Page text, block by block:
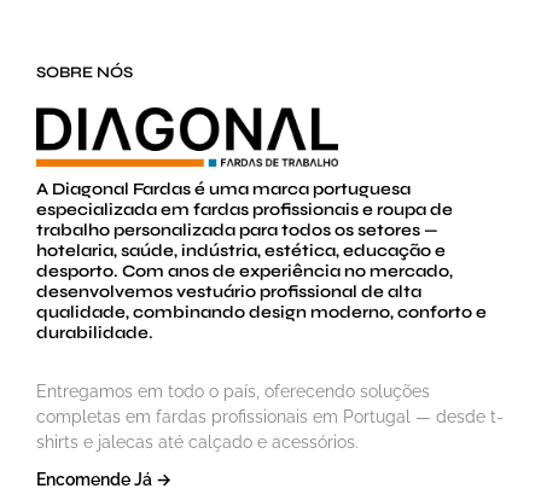
SOBRE NÓS
A Diagonal Fardas é uma marca portuguesa
especializada em fardas profissionais e roupa de
trabalho personalizada para todos os setores —
hotelaria, saúde, indústria, estética, educação e
desporto. Com anos de experiência no mercado,
desenvolvemos vestuário profissional de alta
qualidade, combinando design moderno, conforto e
durabilidade.
Entregamos em todo o país, oferecendo soluções
completas em fardas profissionais em Portugal — desde t-
shirts e jalecas até calçado e acessórios.
Encomende Já →